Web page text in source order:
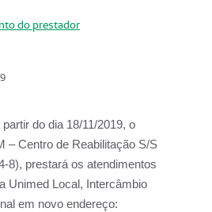
do prestador
partir do dia 18/11/2019, o
– Centro de Reabilitação S/S
8), prestará os atendimentos
Unimed Local, Intercâmbio
em novo endereço: